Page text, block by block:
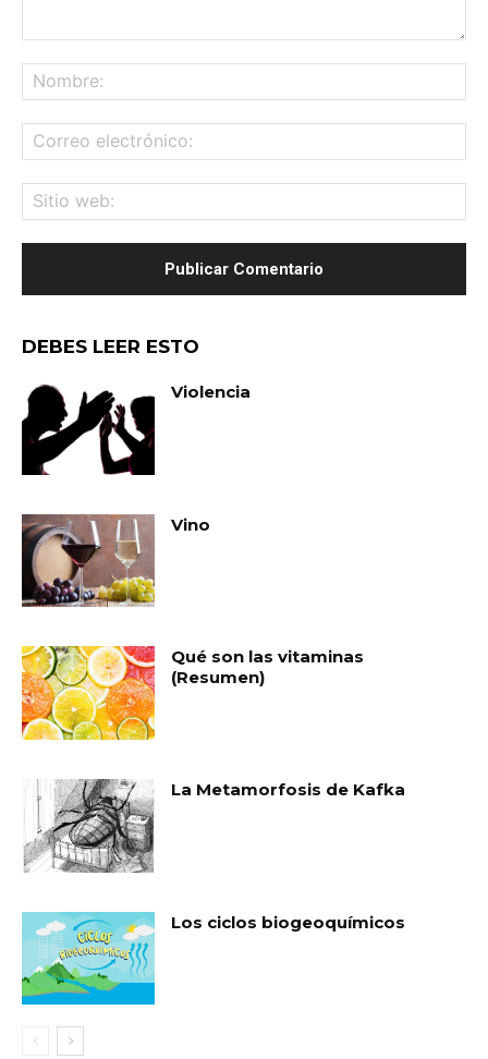
DEBES LEER ESTO
Violencia
Vino
Qué son las vitaminas
(Resumen)
La Metamorfosis de Kafka
Los ciclos biogeoquímicos